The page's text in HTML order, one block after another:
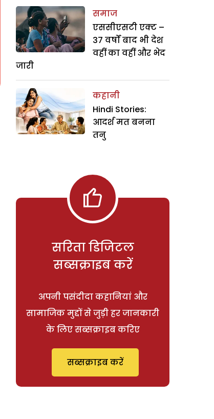
समाज
एससीएसटी एक्ट –
37 वर्षों बाद भी देश
वहीं का वहीं और भेद
जारी
कहानी
Hindi Stories:
आदर्श मत बनना
तनु
सरिता डिजिटल
सब्सक्राइब करें
अपनी पसंदीदा कहानियां और
सामाजिक मुद्दों से जुड़ी हर जानकारी
के लिए सब्सक्राइब करिए
सब्सक्राइब करें